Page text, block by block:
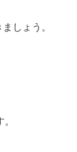
しょう。